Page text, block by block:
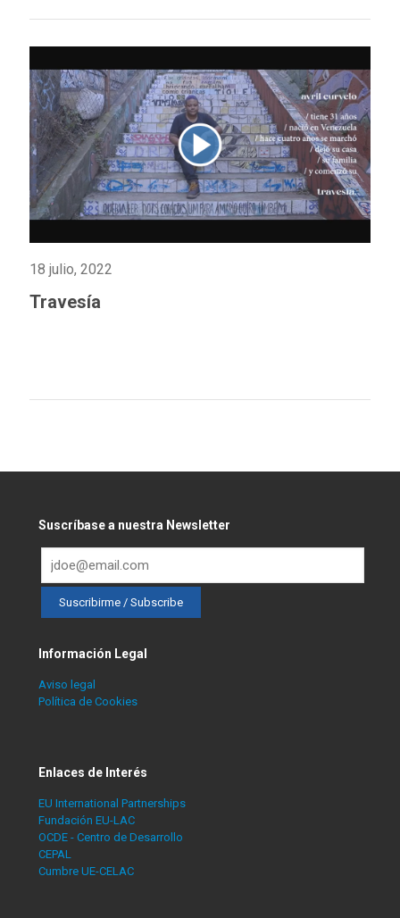
18 julio, 2022
Travesía
Suscríbase a nuestra Newsletter
Información Legal
Aviso legal
Política de Cookies
Enlaces de Interés
EU International Partnerships
Fundación EU-LAC
OCDE - Centro de Desarrollo
CEPAL
Cumbre UE-CELAC